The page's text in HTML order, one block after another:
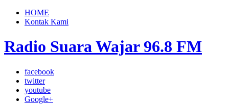
HOME
Kontak Kami
Radio Suara Wajar 96.8 FM
facebook
twitter
youtube
Google+